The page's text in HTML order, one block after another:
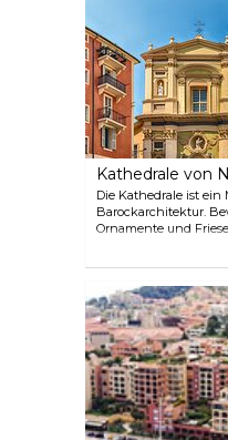
Kathedrale von
Die Kathedrale ist ein
Barockarchitektur.
Ornamente und
der Kathedrale. Von